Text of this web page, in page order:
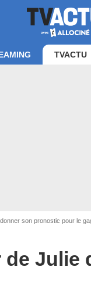
TVACTU
son pronostic pour le
de